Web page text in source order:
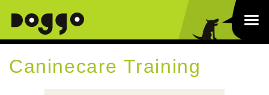
Caninecare Training